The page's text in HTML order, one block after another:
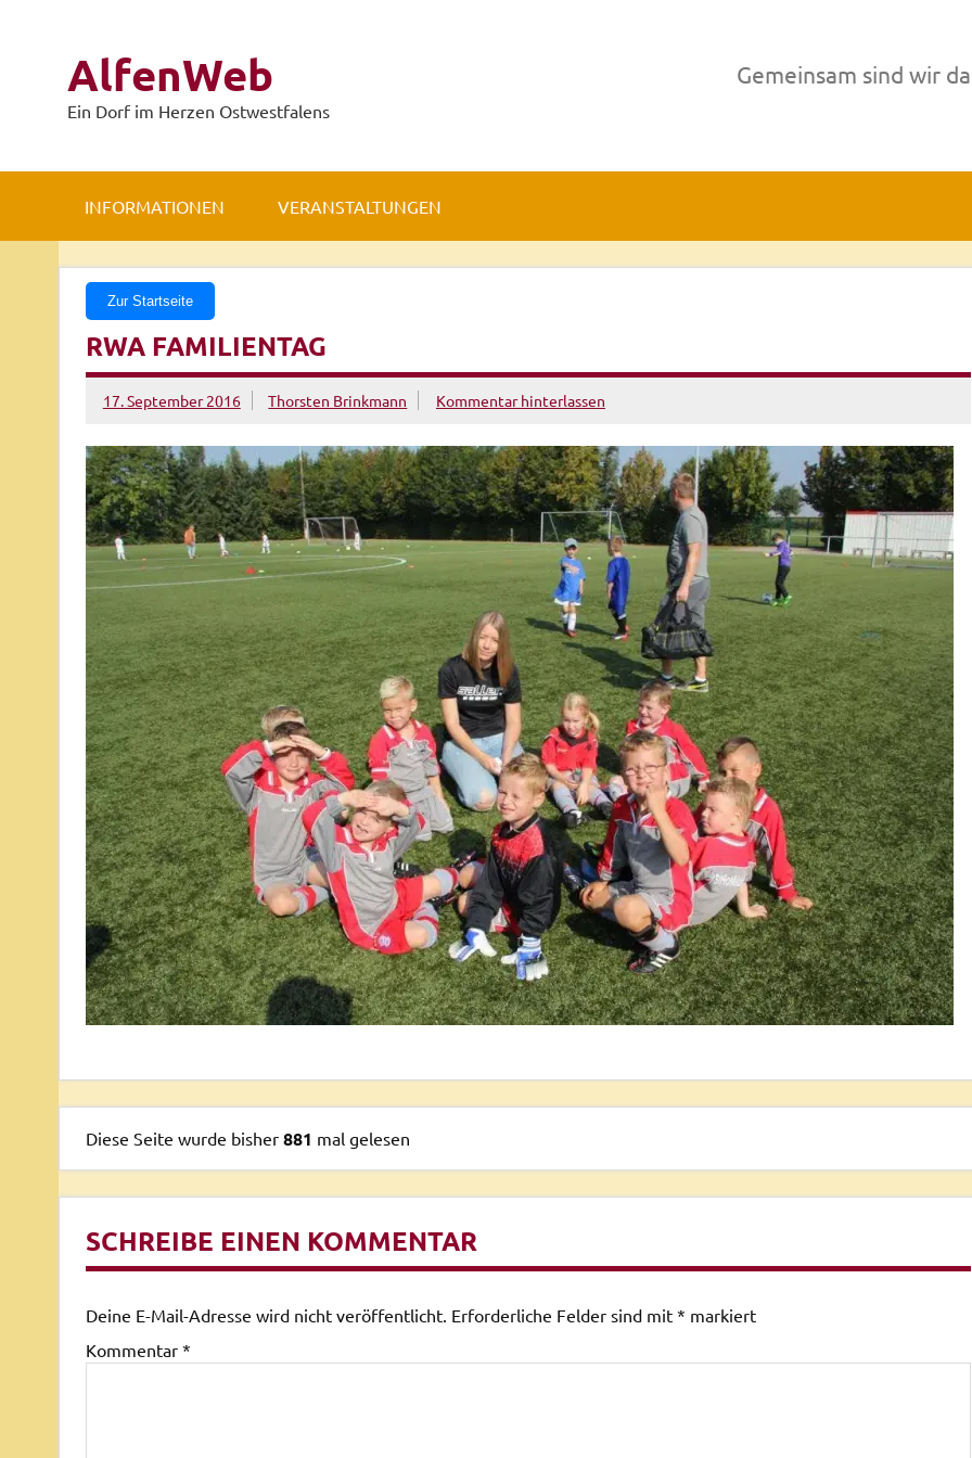
AlfenWeb
Ein Dorf im Herzen Ostwestfalens
Gemeinsam sind wir
INFORMATIONEN VERANSTALTUNGEN
Zur Startseite
RWA FAMILIENTAG
17. September 2016 Thorsten Brinkmann Kommentar hinterlassen
Diese Seite wurde bisher881 mal gelesen
SCHREIBE EINEN KOMMENTAR
Deine E-Mail-Adresse wird nicht veröffentlicht. Erforderliche Felder sind mit * markiert
Kommentar *